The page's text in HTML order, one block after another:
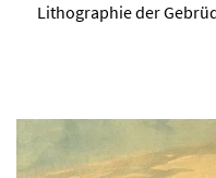
Lithographie der